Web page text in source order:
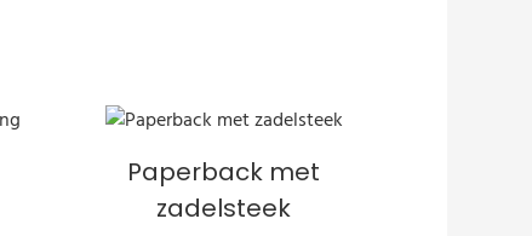
Paperback met
zadelsteek